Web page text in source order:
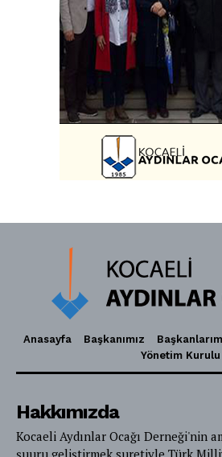
Anasayfa Başkanımız
Yönetim Kurulu
Hakkımızda
Kocaeli Aydınlar Ocağı Derneği'nin